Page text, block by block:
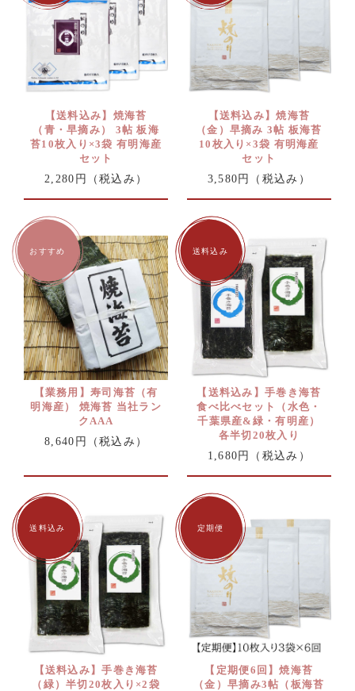
【送料込み】焼海苔
（青・早摘み） 3帖 板海
苔10枚入り×3袋 有明海産
セット
2,280円
（税込み）
【送料込み】焼海苔
（金）早摘み 3帖 板海苔
10枚入り×3袋 有明海産
セット
3,580円
（税込み）
【業務用】寿司海苔（有
明海産） 焼海苔 当社ラン
クAAA
8,640円
（税込み）
【送料込み】手巻き海苔
食べ比べセット（水色・
千葉県産&緑・有明産）
各半切20枚入り
1,680円
（税込み）
【送料込み】手巻き海苔
（緑）半切20枚入り×2袋
【定期便6回】焼海苔
（金）早摘み3帖（板海苔